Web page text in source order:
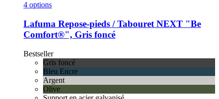
4 options
Lafuma Repose-​pieds / Tabouret NEXT "Be
Comfort®", Gris foncé
Bestseller
Gris foncé
Bleu Encre
Argent
Olive